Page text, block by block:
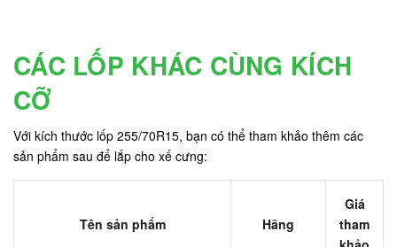
CÁC LỐP KHÁC CÙNG KÍCH
CỠ
Với kích thước lốp 255/70R15, bạn có thể tham khảo thêm các
sản phẩm sau để lắp cho xế cưng:
Tên sản phẩm Hãng
Giá
tham